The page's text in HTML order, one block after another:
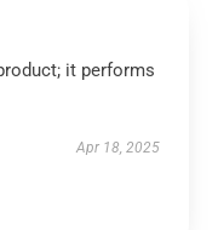
it performs
Apr 18, 2025